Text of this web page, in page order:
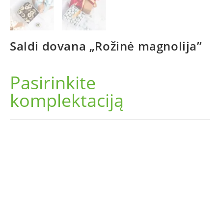
Saldi dovana „Rožinė magnolija”
Pasirinkite
komplektaciją